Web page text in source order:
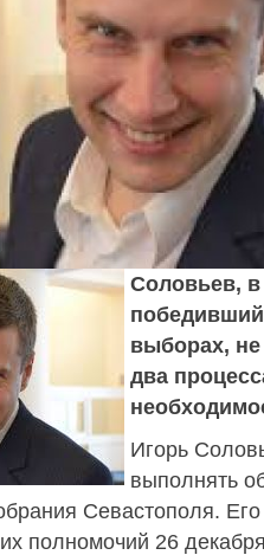
Соловьев, в
выборах,
два
Игорь
выполнять
Севастополя.
полномочий 26